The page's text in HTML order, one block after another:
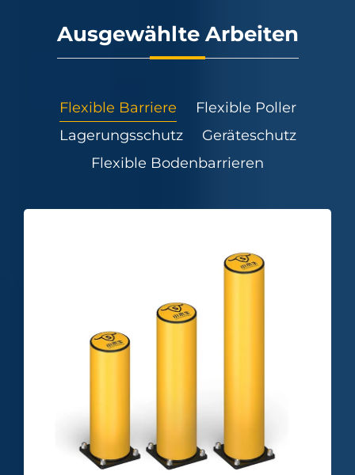
Ausgewählte Arbeiten
Flexible Barriere
Flexible Poller
Lagerungsschutz
Geräteschutz
Flexible Bodenbarrieren